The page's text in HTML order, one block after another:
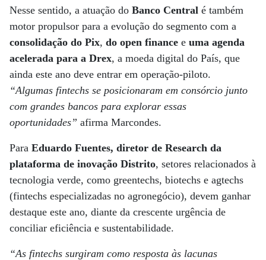
Nesse sentido, a atuação do Banco Central é também
motor propulsor para a evolução do segmento com a
consolidação do Pix, do open finance e uma agenda
acelerada para a Drex, a moeda digital do País, que
ainda este ano deve entrar em operação-piloto.
“Algumas fintechs se posicionaram em consórcio junto
com grandes bancos para explorar essas
oportunidades” afirma Marcondes.
Para Eduardo Fuentes, diretor de Research da
plataforma de inovação Distrito, setores relacionados à
tecnologia verde, como greentechs, biotechs e agtechs
(fintechs especializadas no agronegócio), devem ganhar
destaque este ano, diante da crescente urgência de
conciliar eficiência e sustentabilidade.
“As fintechs surgiram como resposta às lacunas